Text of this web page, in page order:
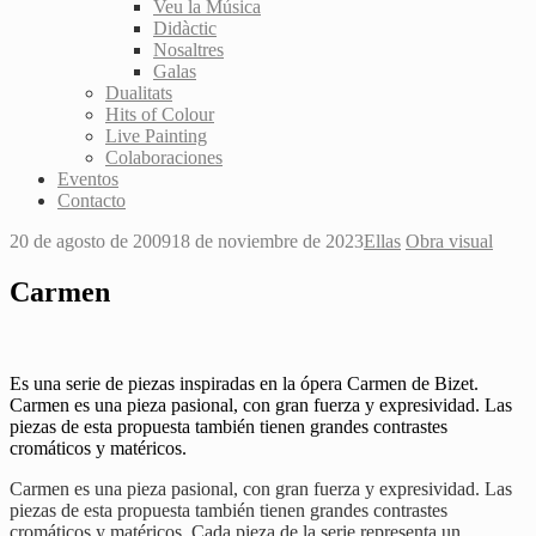
Veu la Música
Didàctic
Nosaltres
Galas
Dualitats
Hits of Colour
Live Painting
Colaboraciones
Eventos
Contacto
20 de agosto de 200918 de noviembre de 2023Ellas Obra visual
Carmen
Es una serie de piezas inspiradas en la ópera Carmen de Bizet.
Carmen es una pieza pasional, con gran fuerza y expresividad. Las
piezas de esta propuesta también tienen grandes contrastes
cromáticos y matéricos.
Carmen es una pieza pasional, con gran fuerza y expresividad. Las
piezas de esta propuesta también tienen grandes contrastes
cromáticos y matéricos. Cada pieza de la serie representa un